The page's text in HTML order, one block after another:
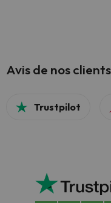
Avis de nos clients
Trustpilot